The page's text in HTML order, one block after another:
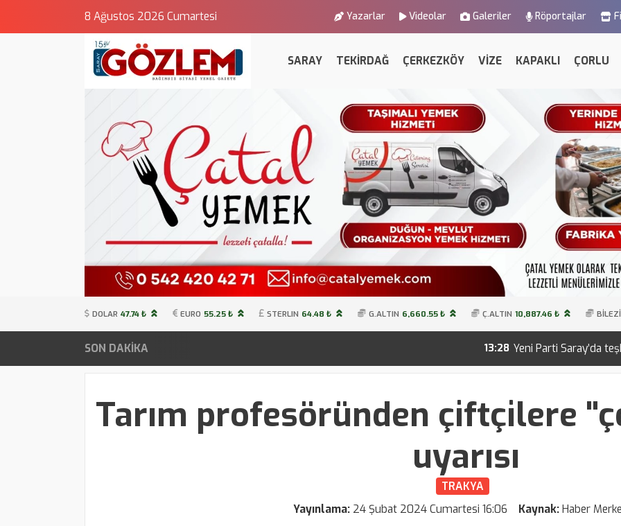
8 Ağustos 2026 Cumartesi Yazarlar Videolar Galeriler Röportajlar
SARAY TEKİRDAĞ ÇERKEZKÖY VİZE KAPAKLI ÇORLU
DOLAR 47.74 ₺ EURO 55.25 ₺ STERLIN 64.48 ₺ G.ALTIN 6,660.55 ₺ Ç.ALTIN 10,887.46 ₺
SON DAKİKA Yeni Parti Saray’da teşkilatını kurdu! İşte
Tarım profesöründen çiftçilere
uyarısı
TRAKYA
Yayınlama: 24 Şubat 2024 Cumartesi 16:06 Kaynak:Haber